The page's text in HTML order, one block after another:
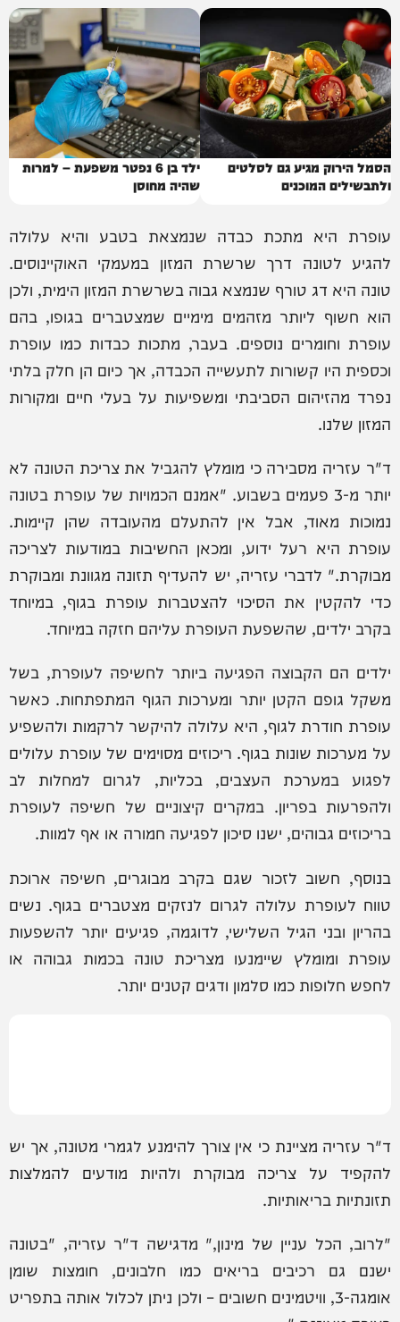
הסמל הירוק מגיע גם לסלטים
ולתבשילים המוכנים
ילד בן 6 נפטר משפעת – למרות
שהיה מחוסן
עופרת היא מתכת כבדה שנמצאת בטבע והיא עלולה
להגיע לטונה דרך שרשרת המזון במעמקי האוקיינוסים.
טונה היא דג טורף שנמצא גבוה בשרשרת המזון הימית, ולכן
הוא חשוף ליותר מזהמים מימיים שמצטברים בגופו, בהם
עופרת וחומרים נוספים. בעבר, מתכות כבדות כמו עופרת
וכספית היו קשורות לתעשייה הכבדה, אך כיום הן חלק בלתי
נפרד מהזיהום הסביבתי ומשפיעות על בעלי חיים ומקורות
המזון שלנו.
ד"ר עזריה מסבירה כי מומלץ להגביל את צריכת הטונה לא
יותר מ-3 פעמים בשבוע. "אמנם הכמויות של עופרת בטונה
נמוכות מאוד, אבל אין להתעלם מהעובדה שהן קיימות.
עופרת היא רעל ידוע, ומכאן החשיבות במודעות לצריכה
מבוקרת." לדברי עזריה, יש להעדיף תזונה מגוונת ומבוקרת
כדי להקטין את הסיכוי להצטברות עופרת בגוף, במיוחד
בקרב ילדים, שהשפעת העופרת עליהם חזקה במיוחד.
ילדים הם הקבוצה הפגיעה ביותר לחשיפה לעופרת, בשל
משקל גופם הקטן יותר ומערכות הגוף המתפתחות. כאשר
עופרת חודרת לגוף, היא עלולה להיקשר לרקמות ולהשפיע
על מערכות שונות בגוף. ריכוזים מסוימים של עופרת עלולים
לפגוע במערכת העצבים, בכליות, לגרום למחלות לב
ולהפרעות בפריון. במקרים קיצוניים של חשיפה לעופרת
בריכוזים גבוהים, ישנו סיכון לפגיעה חמורה או אף למוות.
בנוסף, חשוב לזכור שגם בקרב מבוגרים, חשיפה ארוכת
טווח לעופרת עלולה לגרום לנזקים מצטברים בגוף. נשים
בהריון ובני הגיל השלישי, לדוגמה, פגיעים יותר להשפעות
עופרת ומומלץ שיימנעו מצריכת טונה בכמות גבוהה או
לחפש חלופות כמו סלמון ודגים קטנים יותר.
ד"ר עזריה מציינת כי אין צורך להימנע לגמרי מטונה, אך יש
להקפיד על צריכה מבוקרת ולהיות מודעים להמלצות
תזונתיות בריאותיות.
"לרוב, הכל עניין של מינון," מדגישה ד"ר עזריה, "בטונה
ישנם גם רכיבים בריאים כמו חלבונים, חומצות שומן
אומגה-3, וויטמינים חשובים – ולכן ניתן לכלול אותה בתפריט